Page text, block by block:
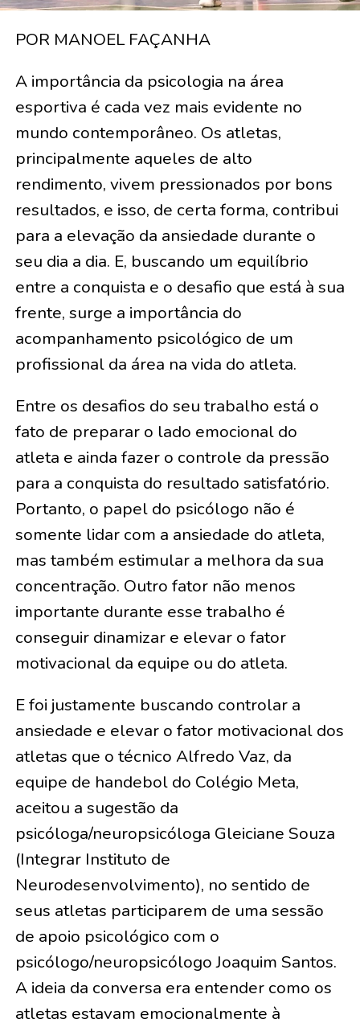
POR MANOEL FAÇANHA
A importância da psicologia na área
esportiva é cada vez mais evidente no
mundo contemporâneo. Os atletas,
principalmente aqueles de alto
rendimento, vivem pressionados por bons
resultados, e isso, de certa forma, contribui
para a elevação da ansiedade durante o
seu dia a dia. E, buscando um equilíbrio
entre a conquista e o desafio que está à sua
frente, surge a importância do
acompanhamento psicológico de um
profissional da área na vida do atleta.
Entre os desafios do seu trabalho está o
fato de preparar o lado emocional do
atleta e ainda fazer o controle da pressão
para a conquista do resultado satisfatório.
Portanto, o papel do psicólogo não é
somente lidar com a ansiedade do atleta,
mas também estimular a melhora da sua
concentração. Outro fator não menos
importante durante esse trabalho é
conseguir dinamizar e elevar o fator
motivacional da equipe ou do atleta.
E foi justamente buscando controlar a
ansiedade e elevar o fator motivacional dos
atletas que o técnico Alfredo Vaz, da
equipe de handebol do Colégio Meta,
aceitou a sugestão da
psicóloga/neuropsicóloga Gleiciane Souza
(Integrar Instituto de
Neurodesenvolvimento), no sentido de
seus atletas participarem de uma sessão
de apoio psicológico com o
psicólogo/neuropsicólogo Joaquim Santos.
A ideia da conversa era entender como os
atletas estavam emocionalmente à